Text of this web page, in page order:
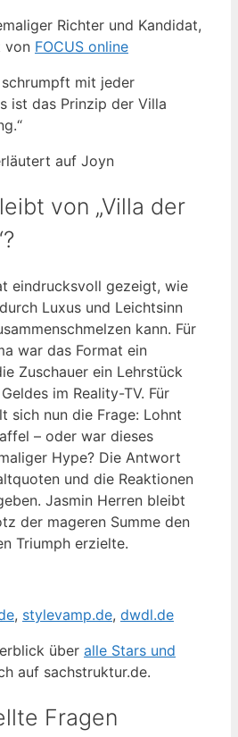
Richter und Kandidat,
von FOCUS online
mit jeder
ist das Prinzip der Villa
auf Joyn
von „Villa der
eindrucksvoll gezeigt, wie
Luxus und Leichtsinn
kann. Für
war das Format ein
Zuschauer ein Lehrstück
im Reality-TV. Für
sich nun die Frage: Lohnt
– oder war dieses
Hype? Die Antwort
und die Reaktionen
Jasmin Herren bleibt
der mageren Summe den
Triumph erzielte.
, stylevamp.de, dwdl.de
über alle Stars und
auf sachstruktur.de.
Fragen